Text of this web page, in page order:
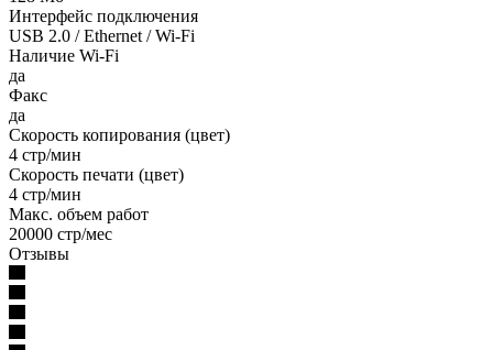
Интерфейс подключения
USB 2.0 / Ethernet / Wi-Fi
Наличие Wi-Fi
да
Факс
да
Скорость копирования (цвет)
4 стр/мин
Скорость печати (цвет)
4 стр/мин
Макс. объем работ
20000 стр/мес
Отзывы